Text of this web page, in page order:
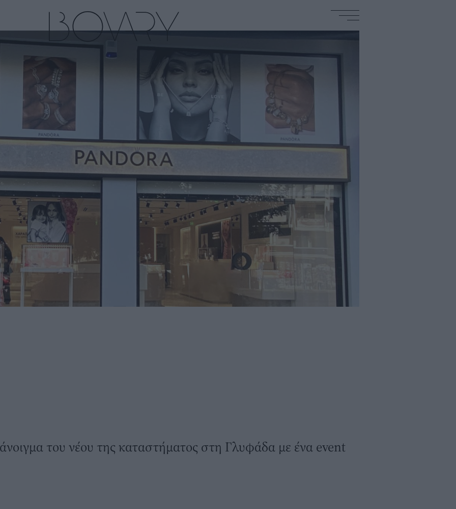
του νέου της καταστήματος στη Γλυφάδα με ένα event